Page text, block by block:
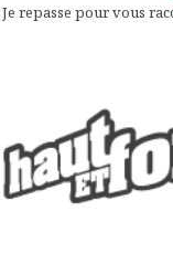
Je repasse pour vous